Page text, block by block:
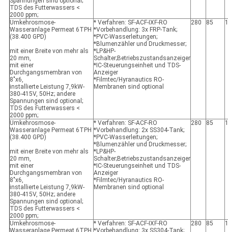
TDS des Futterwassers <
2000 ppm;
Umkehrosmose-
Wasseranlage Permeat 6TPH
(38.400 GPD)
mit einer Breite von mehr als
20 mm,
mit einer
Durchgangsmembran von
8"x6,
installierte Leistung 7,9kW-
380-415V, 50Hz; andere
Spannungen sind optional;
TDS des Futterwassers <
2000 ppm;
* Verfahren: SF-ACF-IXF-RO
*Vorbehandlung: 3x FRP-Tank;
*PVC-Wasserleitungen;
*Blumenzähler und Druckmesser;
*LP&HP-
Schalter;Betriebszustandsanzeiger
*IC-Steuerungseinheit und TDS-
Anzeiger
*Filmtec/Hyranautics RO-
Membranen sind optional
280 85
Umkehrosmose-
Wasseranlage Permeat 6TPH
(38.400 GPD)
mit einer Breite von mehr als
20 mm,
mit einer
Durchgangsmembran von
8"x6,
installierte Leistung 7,9kW-
380-415V, 50Hz; andere
Spannungen sind optional;
TDS des Futterwassers <
2000 ppm;
* Verfahren: SF-ACF-RO
*Vorbehandlung: 2x SS304-Tank;
*PVC-Wasserleitungen;
*Blumenzähler und Druckmesser;
*LP&HP-
Schalter;Betriebszustandsanzeiger
*IC-Steuerungseinheit und TDS-
Anzeiger
*Filmtec/Hyranautics RO-
Membranen sind optional
280 85
Umkehrosmose-
* Verfahren: SF-ACF-IXF-RO
280 85